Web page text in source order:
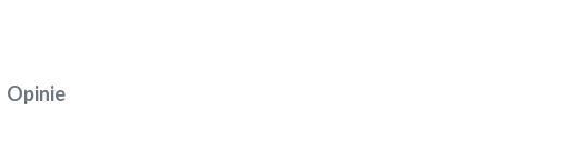
Opinie